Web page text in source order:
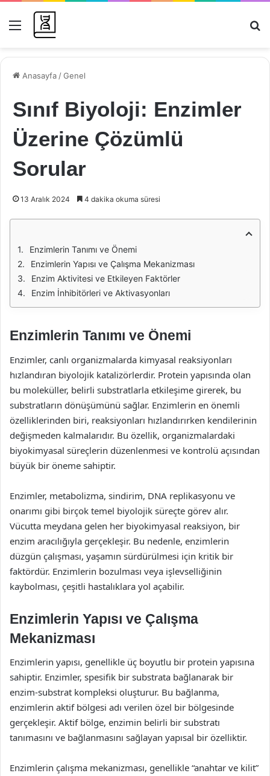
Menü
Anasayfa /Genel
Sınıf Biyoloji: Enzimler
Üzerine Çözümlü
Sorular
13 Aralık 2024 4 dakika okuma süresi
Enzimlerin Tanımı ve Önemi
Enzimlerin Yapısı ve Çalışma Mekanizması
Enzim Aktivitesi ve Etkileyen Faktörler
Enzim İnhibitörleri ve Aktivasyonları
Enzimlerin Tanımı ve Önemi
Enzimler, canlı organizmalarda kimyasal reaksiyonları
hızlandıran biyolojik katalizörlerdir. Protein yapısında olan
bu moleküller, belirli substratlarla etkileşime girerek, bu
substratların dönüşümünü sağlar. Enzimlerin en önemli
özelliklerinden biri, reaksiyonları hızlandırırken kendilerinin
değişmeden kalmalarıdır. Bu özellik, organizmalardaki
biyokimyasal süreçlerin düzenlenmesi ve kontrolü açısından
büyük bir öneme sahiptir.
Enzimler, metabolizma, sindirim, DNA replikasyonu ve
onarımı gibi birçok temel biyolojik süreçte görev alır.
Vücutta meydana gelen her biyokimyasal reaksiyon, bir
enzim aracılığıyla gerçekleşir. Bu nedenle, enzimlerin
düzgün çalışması, yaşamın sürdürülmesi için kritik bir
faktördür. Enzimlerin bozulması veya işlevselliğinin
kaybolması, çeşitli hastalıklara yol açabilir.
Enzimlerin Yapısı ve Çalışma
Mekanizması
Enzimlerin yapısı, genellikle üç boyutlu bir protein yapısına
sahiptir. Enzimler, spesifik bir substrata bağlanarak bir
enzim-substrat kompleksi oluşturur. Bu bağlanma,
enzimlerin aktif bölgesi adı verilen özel bir bölgesinde
gerçekleşir. Aktif bölge, enzimin belirli bir substratı
tanımasını ve bağlanmasını sağlayan yapısal bir özelliktir.
Enzimlerin çalışma mekanizması, genellikle “anahtar ve kilit”